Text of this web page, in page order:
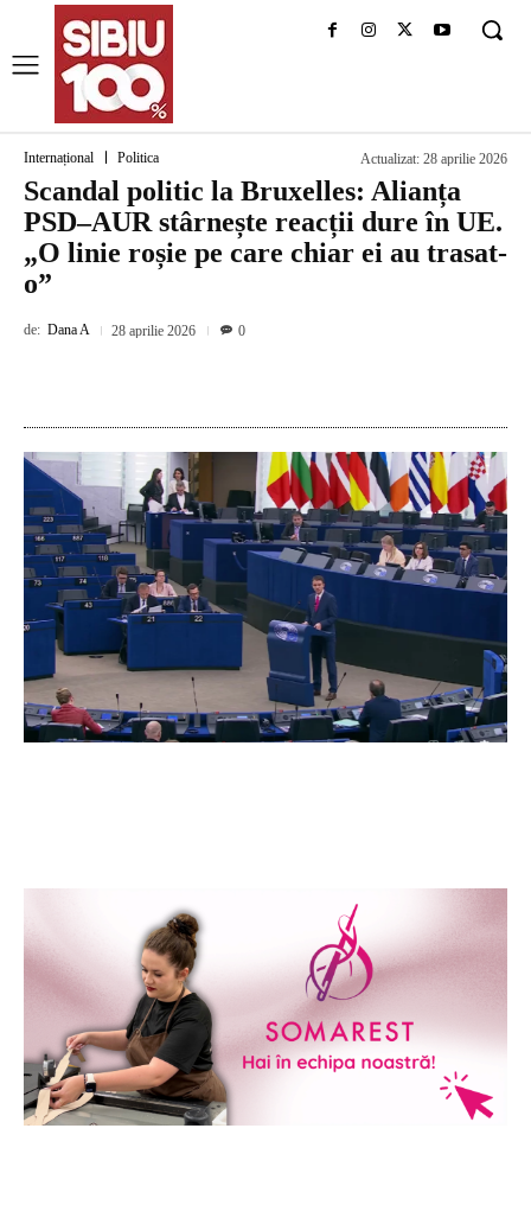
Internațional Politica Actualizat: 28 aprilie 2026
Scandal politic la Bruxelles: Alianța
PSD–AUR stârnește reacții dure în UE.
„O linie roșie pe care chiar ei au trasat-
o”
de: Dana A 28 aprilie 2026 0